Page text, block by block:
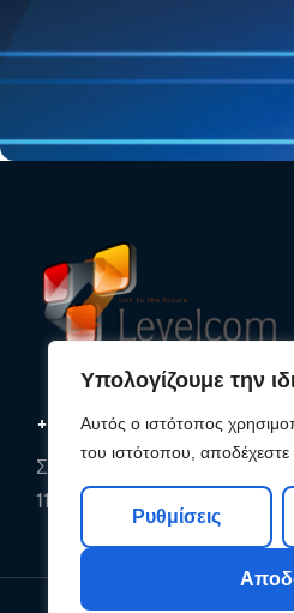
Υπολογίζουμε την
Αυτός ο ιστότοπος
του ιστότοπου,
Ρυθμίσεις
+30 210 25 33 620
Συρακουσών 85, Αθήνα,
11142, Αττική